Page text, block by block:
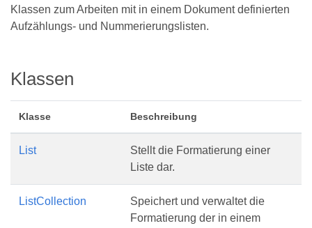
Klassen zum Arbeiten mit in einem Dokument definierten
Aufzählungs- und Nummerierungslisten.
Klassen
Klasse Beschreibung
List
Stellt die Formatierung einer
Liste dar.
ListCollection
Speichert und verwaltet die
Formatierung der in einem